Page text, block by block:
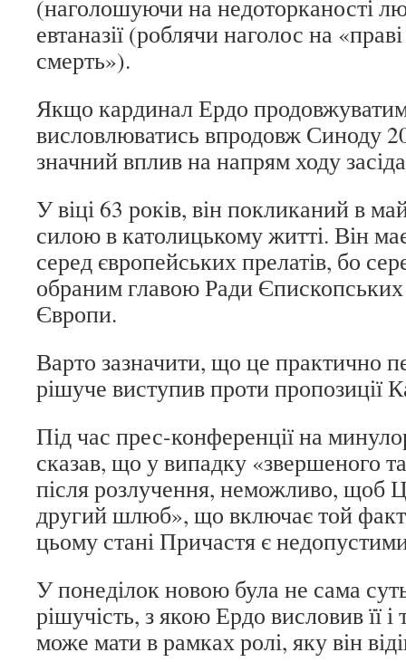
(наголошуючи на недоторканості
евтаназії (роблячи наголос на
смерть»).
Якщо кардинал Ердо
висловлюватись впродовж Синоду
значний вплив на напрям ходу
У віці 63 років, він покликаний в
силою в католицькому житті. Він
серед європейських прелатів, бо
обраним главою Ради
Європи.
Варто зазначити, що це практично
рішуче виступив проти пропозиції
Під час прес-конференції на
сказав, що у випадку «звершеного
після розлучення, неможливо, щоб
другий шлюб», що включає той
цьому стані Причастя є
У понеділок новою була не сама
рішучість, з якою Ердо висловив її
може мати в рамках ролі, яку він